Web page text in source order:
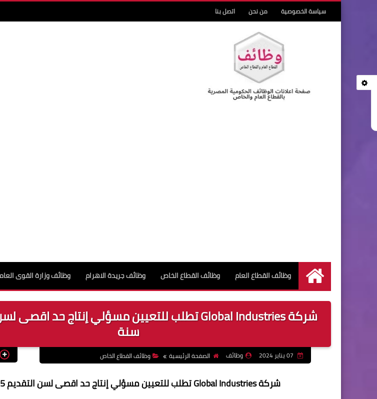
سياسة الخصوصية من نحن اتصل بنا
الرئيسية
وظائف القطاع العام وظائف القطاع الخاص وظائف جريدة الاهرام وظائف وزارة القوى
سنة
وظائف الصفحة الرئيسية وظائف القطاع الخاص
شركة Global Industries تطلب للتعيين
مسؤلي إنتاج حد اقصى لسن التقديم 35 سنة